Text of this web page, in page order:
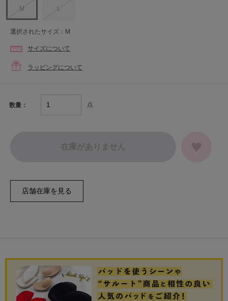
M L
選択されたサイズ：M
サイズについて
ラッピングについて
数量： 点
在庫がありません